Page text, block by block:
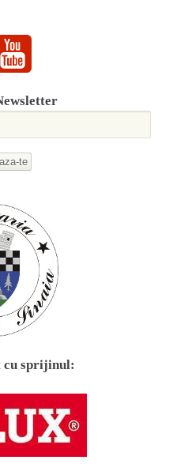
cu sprijinul: